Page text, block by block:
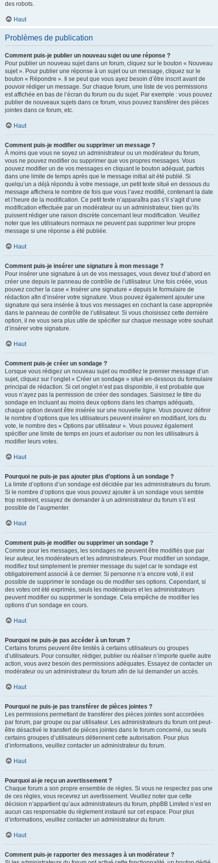
des robots.
Haut
Problèmes de publication
Comment puis-je publier un nouveau sujet ou une réponse ?
Pour publier un nouveau sujet dans un forum, cliquez sur le bouton « Nouveau
sujet ». Pour publier une réponse à un sujet ou un message, cliquez sur le
bouton « Répondre ». Il se peut que vous ayez besoin d’être inscrit avant de
pouvoir rédiger un message. Sur chaque forum, une liste de vos permissions
est affichée en bas de l’écran du forum ou du sujet. Par exemple : vous pouvez
publier de nouveaux sujets dans ce forum, vous pouvez transférer des pièces
jointes dans ce forum, etc.
Haut
Comment puis-je modifier ou supprimer un message ?
À moins que vous ne soyez un administrateur ou un modérateur du forum,
vous ne pouvez modifier ou supprimer que vos propres messages. Vous
pouvez modifier un de vos messages en cliquant le bouton adéquat, parfois
dans une limite de temps après que le message initial ait été publié. Si
quelqu’un a déjà répondu à votre message, un petit texte situé en dessous du
message affichera le nombre de fois que vous l’avez modifié, contenant la date
et l’heure de la modification. Ce petit texte n’apparaîtra pas s’il s’agit d’une
modification effectuée par un modérateur ou un administrateur, bien qu’ils
puissent rédiger une raison discrète concernant leur modification. Veuillez
noter que les utilisateurs normaux ne peuvent pas supprimer leur propre
message si une réponse a été publiée.
Haut
Comment puis-je insérer une signature à mon message ?
Pour insérer une signature à un de vos messages, vous devez tout d’abord en
créer une depuis le panneau de contrôle de l’utilisateur. Une fois créée, vous
pouvez cocher la case « Insérer une signature » depuis le formulaire de
rédaction afin d’insérer votre signature. Vous pouvez également ajouter une
signature qui sera insérée à tous vos messages en cochant la case appropriée
dans le panneau de contrôle de l’utilisateur. Si vous choisissez cette dernière
option, il ne vous sera plus utile de spécifier sur chaque message votre souhait
d’insérer votre signature.
Haut
Comment puis-je créer un sondage ?
Lorsque vous rédigez un nouveau sujet ou modifiez le premier message d’un
sujet, cliquez sur l’onglet « Créer un sondage » situé en-dessous du formulaire
principal de rédaction. Si cet onglet n’est pas disponible, il est probable que
vous n’ayez pas la permission de créer des sondages. Saisissez le titre du
sondage en incluant au moins deux options dans les champs adéquats,
chaque option devant être insérée sur une nouvelle ligne. Vous pouvez définir
le nombre d’options que les utilisateurs peuvent insérer en modifiant, lors du
vote, le nombre des « Options par utilisateur ». Vous pouvez également
spécifier une limite de temps en jours et autoriser ou non les utilisateurs à
modifier leurs votes.
Haut
Pourquoi ne puis-je pas ajouter plus d’options à un sondage ?
La limite d’options d’un sondage est décidée par les administrateurs du forum.
Si le nombre d’options que vous pouvez ajouter à un sondage vous semble
trop restreint, essayez de demander à un administrateur du forum s’il est
possible de l’augmenter.
Haut
Comment puis-je modifier ou supprimer un sondage ?
Comme pour les messages, les sondages ne peuvent être modifiés que par
leur auteur, les modérateurs et les administrateurs. Pour modifier un sondage,
modifiez tout simplement le premier message du sujet car le sondage est
obligatoirement associé à ce dernier. Si personne n’a encore voté, il est
possible de supprimer le sondage ou de modifier ses options. Cependant, si
des votes ont été exprimés, seuls les modérateurs et les administrateurs
peuvent modifier ou supprimer le sondage. Cela empêche de modifier les
options d’un sondage en cours.
Haut
Pourquoi ne puis-je pas accéder à un forum ?
Certains forums peuvent être limités à certains utilisateurs ou groupes
d’utilisateurs. Pour consulter, rédiger, publier ou réaliser n’importe quelle autre
action, vous avez besoin des permissions adéquates. Essayez de contacter un
modérateur ou un administrateur du forum afin de lui demander un accès.
Haut
Pourquoi ne puis-je pas transférer de pièces jointes ?
Les permissions permettant de transférer des pièces jointes sont accordées
par forum, par groupe ou par utilisateur. Les administrateurs du forum ont peut-
être désactivé le transfert de pièces jointes dans le forum concerné, ou seuls
certains groupes d’utilisateurs détiennent cette autorisation. Pour plus
d’informations, veuillez contacter un administrateur du forum.
Haut
Pourquoi ai-je reçu un avertissement ?
Chaque forum a son propre ensemble de règles. Si vous ne respectez pas une
de ces règles, vous recevrez un avertissement. Veuillez noter que cette
décision n’appartient qu’aux administrateurs du forum, phpBB Limited n’est en
aucun cas responsable du règlement instauré sur cet espace. Pour plus
d’informations, veuillez contacter un administrateur du forum.
Haut
Comment puis-je rapporter des messages à un modérateur ?